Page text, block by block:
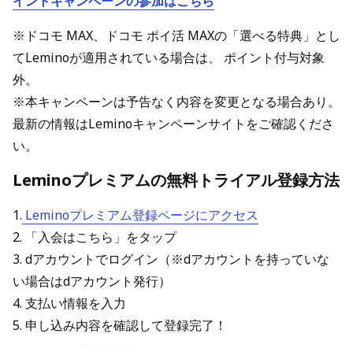
※ドコモ MAX、ドコモ ポイ活 MAXの「選べる特典」とし
てLeminoが適用されている場合は、 ポイント付与対象
外。
※本キャンペーンは予告なく内容を変更となる場合あり。
最新の情報はLeminoキャンペーンサイトをご確認くださ
い。
Leminoプレミアムの無料トライアル登録方法
1. Leminoプレミアム登録ページにアクセス
2. 「入会はこちら」をタップ
3. dアカウントでログイン（※dアカウントを持っていな
い場合はdアカウント発行）
4. 支払い情報を入力
5. 申し込み内容を確認して登録完了！